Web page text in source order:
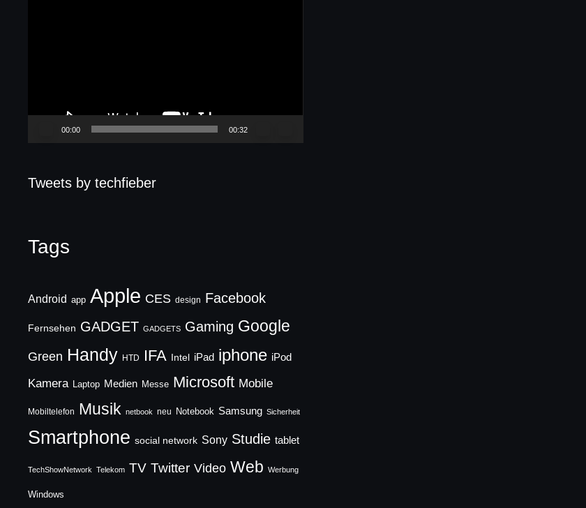
00:00 00:32
Tweets by techfieber
Tags
Android app Apple CES design Facebook
Fernsehen GADGET GADGETS Gaming Google
Green Handy HTD IFA Intel iPad iphone iPod
Kamera Laptop Medien Messe Microsoft Mobile
Mobiltelefon Musik netbook neu Notebook Samsung Sicherheit
Smartphone social network Sony Studie tablet
TechShowNetwork Telekom TV Twitter Video Web Werbung
Windows